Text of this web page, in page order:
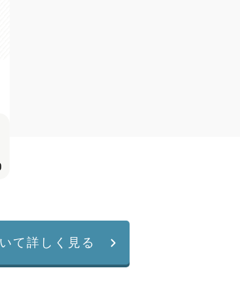
て詳しく見る